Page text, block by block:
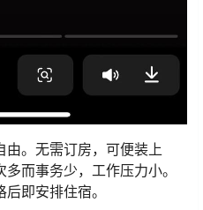
。无需订房，可便装上
而事务少，工作压力小。
即安排住宿。